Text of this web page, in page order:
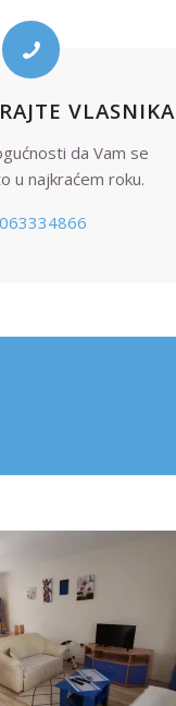
VLASNIKA
da Vam se
u najkraćem roku.
063334866